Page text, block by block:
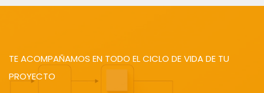
TE ACOMPAÑAMOS EN TODO EL CICLO DE VIDA DE TU
PROYECTO